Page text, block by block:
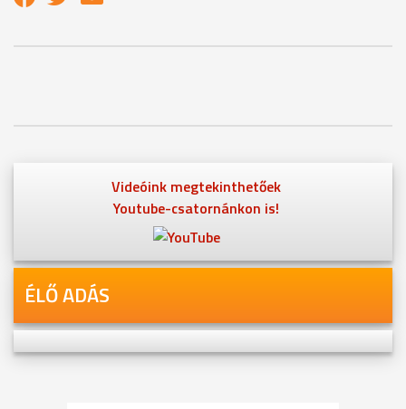
Videóink megtekinthetőek
Youtube-csatornánkon is!
ÉLŐ ADÁS